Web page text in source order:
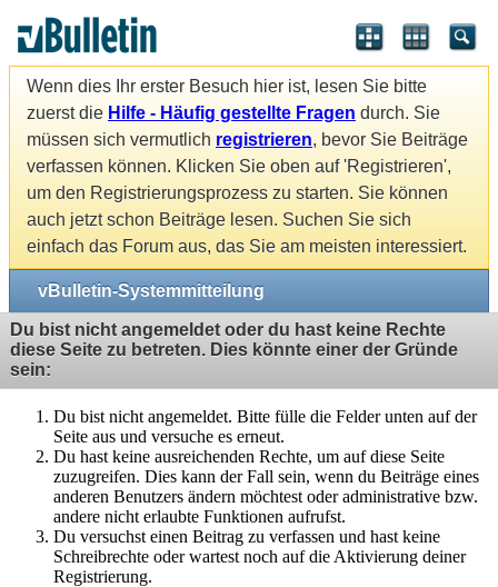
Wenn dies Ihr erster Besuch hier ist, lesen Sie bitte
zuerst die Hilfe - Häufig gestellte Fragen durch. Sie
müssen sich vermutlich registrieren, bevor Sie Beiträge
verfassen können. Klicken Sie oben auf 'Registrieren',
um den Registrierungsprozess zu starten. Sie können
auch jetzt schon Beiträge lesen. Suchen Sie sich
einfach das Forum aus, das Sie am meisten interessiert.
vBulletin-Systemmitteilung
Du bist nicht angemeldet oder du hast keine Rechte
diese Seite zu betreten. Dies könnte einer der Gründe
sein:
Du bist nicht angemeldet. Bitte fülle die Felder unten auf der
Seite aus und versuche es erneut.
Du hast keine ausreichenden Rechte, um auf diese Seite
zuzugreifen. Dies kann der Fall sein, wenn du Beiträge eines
anderen Benutzers ändern möchtest oder administrative bzw.
andere nicht erlaubte Funktionen aufrufst.
Du versuchst einen Beitrag zu verfassen und hast keine
Schreibrechte oder wartest noch auf die Aktivierung deiner
Registrierung.